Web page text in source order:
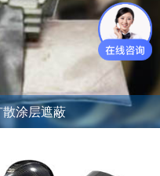
涂层遮蔽